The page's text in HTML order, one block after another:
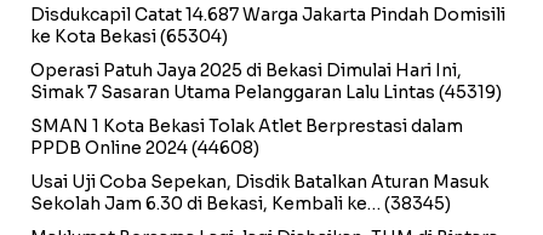
Disdukcapil Catat 14.687 Warga Jakarta Pindah Domisili
ke Kota Bekasi(65304)
Operasi Patuh Jaya 2025 di Bekasi Dimulai Hari Ini,
Simak 7 Sasaran Utama Pelanggaran Lalu Lintas (45319)
SMAN 1 Kota Bekasi Tolak Atlet Berprestasi dalam
PPDB Online 2024(44608)
Usai Uji Coba Sepekan, Disdik Batalkan Aturan Masuk
Sekolah Jam 6.30 di Bekasi, Kembali ke… (38345)